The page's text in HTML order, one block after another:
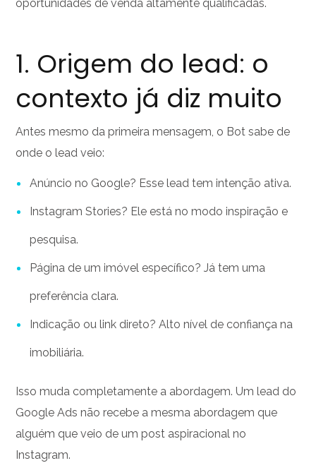
oportunidades de venda altamente qualificadas.
1. Origem do lead: o
contexto já diz muito
Antes mesmo da primeira mensagem, o Bot sabe de
onde o lead veio:
Anúncio no Google? Esse lead tem intenção ativa.
Instagram Stories? Ele está no modo inspiração e
pesquisa.
Página de um imóvel específico? Já tem uma
preferência clara.
Indicação ou link direto? Alto nível de confiança na
imobiliária.
Isso muda completamente a abordagem. Um lead do
Google Ads não recebe a mesma abordagem que
alguém que veio de um post aspiracional no
Instagram.